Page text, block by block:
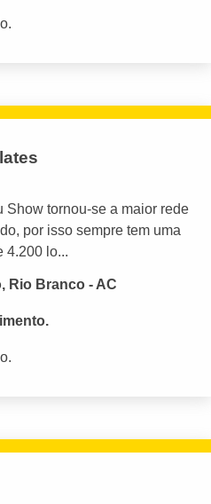
Show tornou-se a maior rede
por isso sempre tem uma
4.200 lo...
Rio Branco - AC